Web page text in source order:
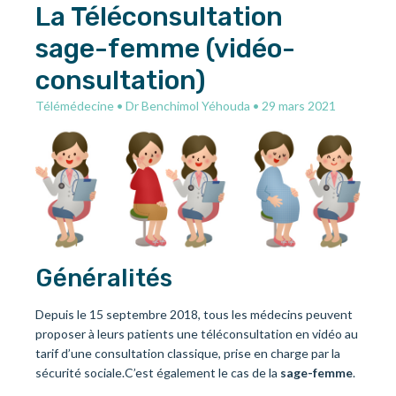
La Téléconsultation
sage-femme (vidéo-
consultation)
Télémédecine • Dr Benchimol Yéhouda • 29 mars 2021
Généralités
Depuis le 15 septembre 2018, tous les médecins peuvent
proposer à leurs patients une téléconsultation en vidéo au
tarif d’une consultation classique, prise en charge par la
sécurité sociale.C’est également le cas de la sage-femme.